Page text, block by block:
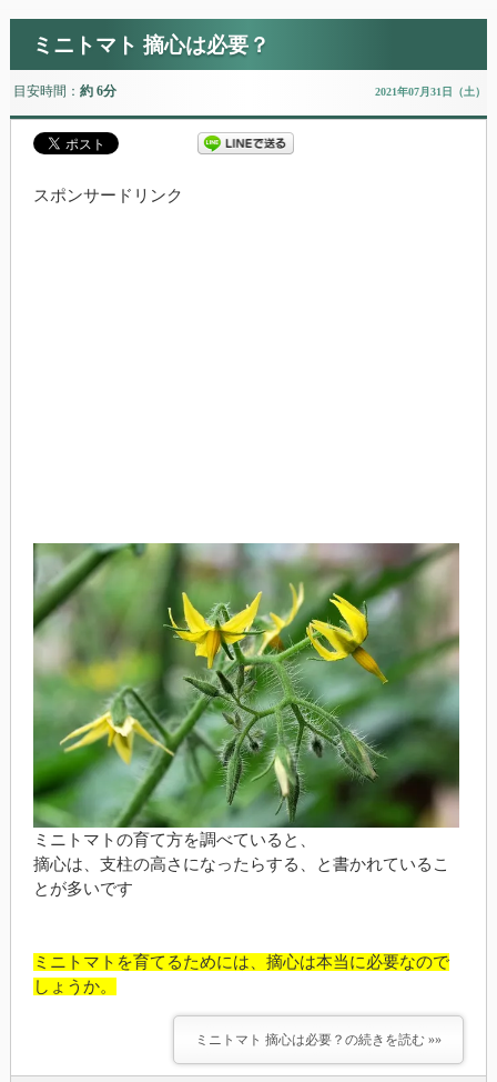
ミニトマト 摘心は必要？
目安時間： 約 6分 2021年07月31日（土）
スポンサードリンク
ミニトマトの育て方を調べていると、
摘心は、支柱の高さになったらする、と書かれているこ
とが多いです
ミニトマトを育てるためには、摘心は本当に必要なので
しょうか。
ミニトマト 摘心は必要？の続きを読む »»